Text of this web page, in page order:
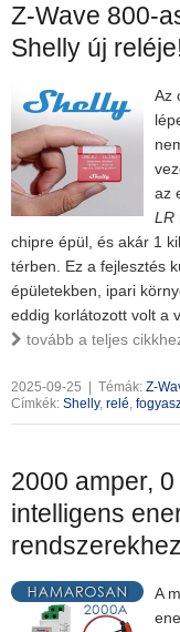
Z-Wave 800-
Shelly új
Az
az
LR
chipre épül, és akár 1
térben. Ez a fejlesztés
épületekben, ipari
eddig korlátozott volt a
tovább a teljes
2025-09-25 Témák: Z-
Címkék: Shelly, relé,
2000 amper,
intelligens
rendszerekhez
A